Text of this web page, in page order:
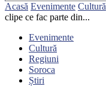
Acasă Evenimente Cultură
clipe ce fac parte din...
Evenimente
Cultură
Regiuni
Soroca
Știri